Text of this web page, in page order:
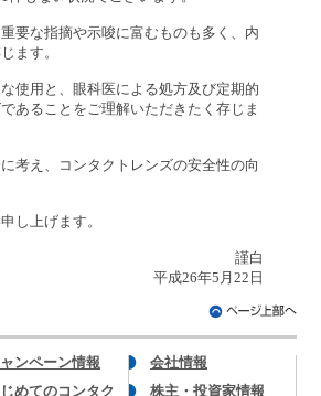
要な指摘や示唆に富むものも多く、内
ます。
使用と、眼科医による処方及び定期的
あることをご理解いただきたく存じま
考え、コンタクトレンズの安全性の向
し上げます。
謹白
平成26年5月22日
ンペーン情報
めてのコンタク
会社情報
株主・投資家情報